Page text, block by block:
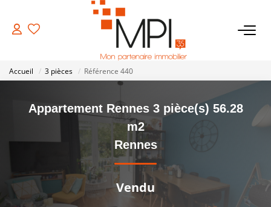
VENTES
Biens À Vendre
Biens Vendus
LOCATIONS
ESTIMATION
Accueil 3 pièces Référence 440
Appartement Rennes 3 pièce(s) 56.28
m2
Rennes
Vendu